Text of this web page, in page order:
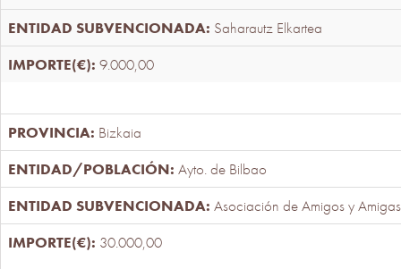
Saharautz Elkartea
9.000,00
Bizkaia
Ayto. de Bilbao
Asociación de Amigos y
30.000,00